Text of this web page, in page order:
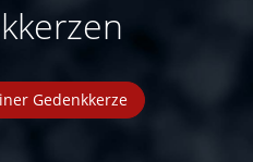
Gedenkkerze